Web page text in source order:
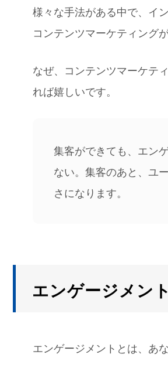
様々な手法がある中で、イ
コンテンツマーケティング
なぜ、コンテンツマーケテ
れば嬉しいです。
集客ができても、エン
ない。集客のあと、ユ
さになります。
エンゲージメン
エンゲージメントとは、あ